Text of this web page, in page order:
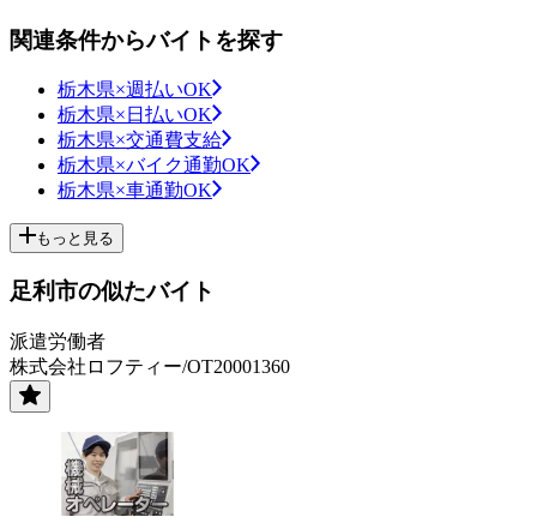
関連条件からバイトを探す
栃木県×週払いOK
栃木県×日払いOK
栃木県×交通費支給
栃木県×バイク通勤OK
栃木県×車通勤OK
もっと見る
足利市の似たバイト
派遣労働者
株式会社ロフティー/OT20001360